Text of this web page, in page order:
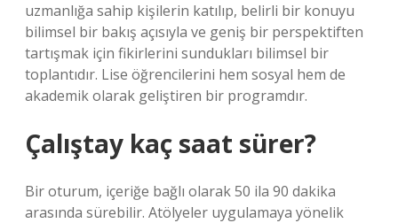
uzmanlığa sahip kişilerin katılıp, belirli bir konuyu
bilimsel bir bakış açısıyla ve geniş bir perspektiften
tartışmak için fikirlerini sundukları bilimsel bir
toplantıdır. Lise öğrencilerini hem sosyal hem de
akademik olarak geliştiren bir programdır.
Çalıştay kaç saat sürer?
Bir oturum, içeriğe bağlı olarak 50 ila 90 dakika
arasında sürebilir. Atölyeler uygulamaya yönelik